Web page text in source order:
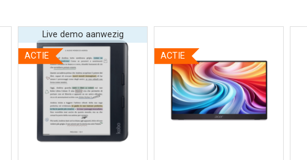
Bekijk meer informatie
ACTIE
Live demo aanwezig
Bekijk meer informatie
ACTIE